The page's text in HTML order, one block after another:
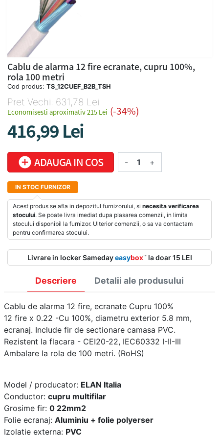
Cablu de alarma 12 fire ecranate, cupru 100%,
rola 100 metri
Cod produs: TS_12CUEF_B2B_TSH
Pret Vechi: 631,78 Lei
Economisesti aproximativ 215 Lei (-34%)
416,99 Lei
add_circle ADAUGA IN COS - +
IN STOC FURNIZOR
Acest produs se afla in depozitul furnizorului, si necesita verificarea
stocului. Se poate livra imediat dupa plasarea comenzii, in limita
stocului disponibil la furnizor. Ulterior comenzii, o sa va contactam
pentru confirmarea stocului.
Livrare in locker Samedayeasybox™la doar 15 LEI
Descriere Detalii ale produsului
Cablu de alarma 12 fire, ecranate Cupru 100%
12 fire x 0.22 -Cu 100%, diametru exterior 5.8 mm,
ecranaj. Include fir de sectionare camasa PVC.
Rezistent la flacara - CEI20-22, IEC60332 I-II-III
Ambalare la rola de 100 metri. (RoHS)
Model / producator: ELAN Italia
Conductor: cupru multifilar
Grosime fir: 0 22mm2
Folie ecranaj: Aluminiu + folie polyerser
Izolatie externa: PVC